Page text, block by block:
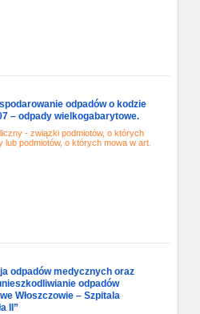
odpadów o kodzie
– odpady wielkogabarytowe.
- związki podmiotów, o których
podmiotów, o których mowa w art.
odpadów medycznych oraz
odpadów
Włoszczowie – Szpitala
II”